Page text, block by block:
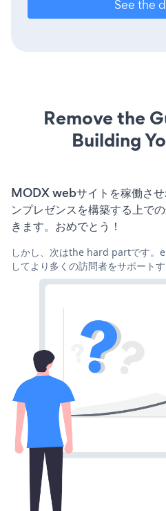
See the
Remove the
Building
MODX webサイトを稼働させ
ンプレゼンスを構築する上で
きます。おめでとう！
しかし、次はthe hard partです。
してより多くの訪問者をサポート